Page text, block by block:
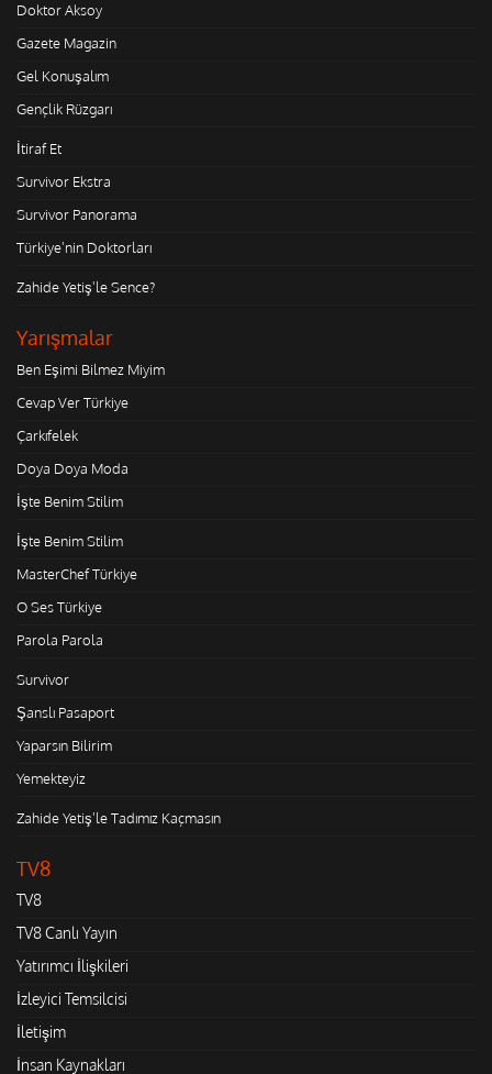
Doktor Aksoy
Gazete Magazin
Gel Konuşalım
Gençlik Rüzgarı
İtiraf Et
Survivor Ekstra
Survivor Panorama
Türkiye'nin Doktorları
Zahide Yetiş'le Sence?
Yarışmalar
Ben Eşimi Bilmez Miyim
Cevap Ver Türkiye
Çarkıfelek
Doya Doya Moda
İşte Benim Stilim
İşte Benim Stilim
MasterChef Türkiye
O Ses Türkiye
Parola Parola
Survivor
Şanslı Pasaport
Yaparsın Bilirim
Yemekteyiz
Zahide Yetiş'le Tadımız Kaçmasın
TV8
TV8
TV8 Canlı Yayın
Yatırımcı İlişkileri
İzleyici Temsilcisi
İletişim
İnsan Kaynakları